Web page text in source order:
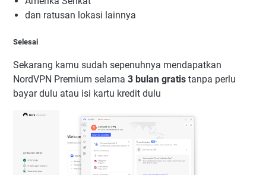
dan ratusan lokasi lainnya
Selesai
Sekarang kamu sudah sepenuhnya mendapatkan
NordVPN Premium selama 3 bulan gratis tanpa perlu
bayar dulu atau isi kartu kredit dulu